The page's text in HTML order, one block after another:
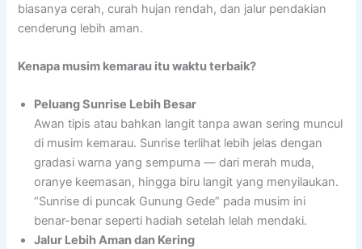
biasanya cerah, curah hujan rendah, dan jalur pendakian
cenderung lebih aman.
Kenapa musim kemarau itu waktu terbaik?
Peluang Sunrise Lebih Besar
Awan tipis atau bahkan langit tanpa awan sering muncul
di musim kemarau. Sunrise terlihat lebih jelas dengan
gradasi warna yang sempurna — dari merah muda,
oranye keemasan, hingga biru langit yang menyilaukan.
“Sunrise di puncak Gunung Gede” pada musim ini
benar-benar seperti hadiah setelah lelah mendaki.
Jalur Lebih Aman dan Kering